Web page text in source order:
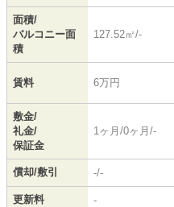
面積/
バルコニー面
積
127.52㎡/-
賃料 6万円
敷金/
礼金/
保証金
1ヶ月/0ヶ月/-
償却/敷引 -/-
更新料 -